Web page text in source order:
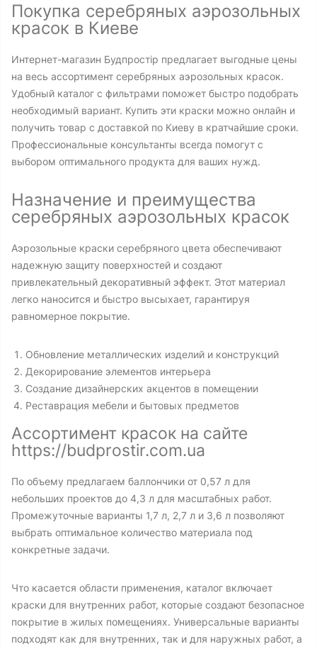
Покупка серебряных аэрозольных
красок в Киеве
Интернет-магазин Будпростір предлагает выгодные цены
на весь ассортимент серебряных аэрозольных красок.
Удобный каталог с фильтрами поможет быстро подобрать
необходимый вариант. Купить эти краски можно онлайн и
получить товар с доставкой по Киеву в кратчайшие сроки.
Профессиональные консультанты всегда помогут с
выбором оптимального продукта для ваших нужд.
Назначение и преимущества
серебряных аэрозольных красок
Аэрозольные краски серебряного цвета обеспечивают
надежную защиту поверхностей и создают
привлекательный декоративный эффект. Этот материал
легко наносится и быстро высыхает, гарантируя
равномерное покрытие.
Обновление металлических изделий и конструкций
Декорирование элементов интерьера
Создание дизайнерских акцентов в помещении
Реставрация мебели и бытовых предметов
Ассортимент красок на сайте
https://budprostir.com.ua
По объему предлагаем баллончики от 0,57 л для
небольших проектов до 4,3 л для масштабных работ.
Промежуточные варианты 1,7 л, 2,7 л и 3,6 л позволяют
выбрать оптимальное количество материала под
конкретные задачи.
Что касается области применения, каталог включает
краски для внутренних работ, которые создают безопасное
покрытие в жилых помещениях. Универсальные варианты
подходят как для внутренних, так и для наружных работ, а